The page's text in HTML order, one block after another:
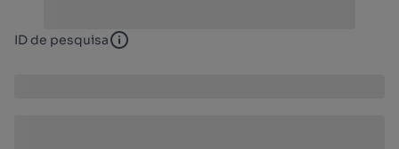
ID de pesquisa ID de pesquisa